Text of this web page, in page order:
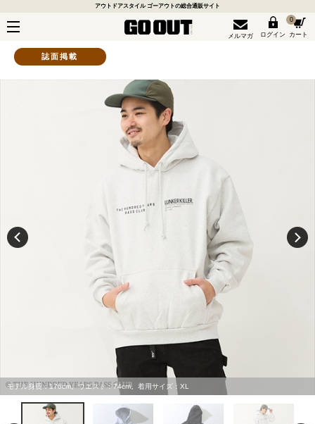
アウトドアスタイル ゴーアウトの総合通販サイト
メルマガ ログイン
0
カート
誌面掲載
モデル身長：176cm。ウエスト：74cm。着用サイズ：XL